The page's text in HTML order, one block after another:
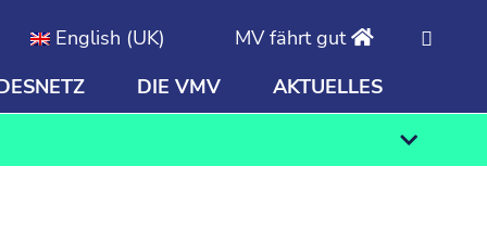
English (UK)
MV fährt gut
DIE VMV
AKTUELLES